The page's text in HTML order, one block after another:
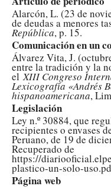
Alarcón, L. (23 de
de deudas a menores
República, p. 15.
Comunicación en un
Álvarez Vita, J.
entre la tradición y la
elXIII Congreso
Lexicografía «Andrés
hispanoamericana,
Legislación
Ley n.º 30884, que
recipientes o envases
Peruano, de 19 de
Recuperado de
https://
plastico-un-solo-
Página web